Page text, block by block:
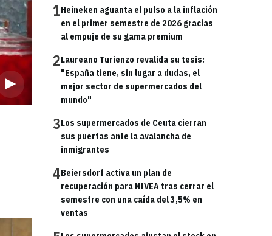
1Heineken aguanta el pulso a la inflación
en el primer semestre de 2026 gracias
al empuje de su gama premium
2Laureano Turienzo revalida su tesis:
"España tiene, sin lugar a dudas, el
mejor sector de supermercados del
mundo"
3Los supermercados de Ceuta cierran
sus puertas ante la avalancha de
inmigrantes
4Beiersdorf activa un plan de
recuperación para NIVEA tras cerrar el
semestre con una caída del 3,5% en
ventas